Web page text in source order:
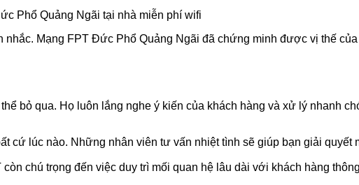
nhắc. Mạng FPT Đức Phổ Quảng Ngãi đã chứng minh được vị thế của
bỏ qua. Họ luôn lắng nghe ý kiến của khách hàng và xử lý nhanh
cứ lúc nào. Những nhân viên tư vấn nhiệt tình sẽ giúp bạn giải quyết
chú trọng đến việc duy trì mối quan hệ lâu dài với khách hàng thông